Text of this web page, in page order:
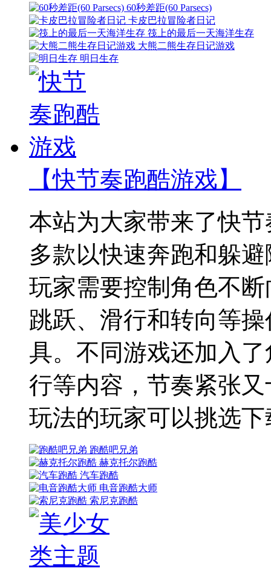
60秒差距(60 Parsecs)
卡皮巴拉冒险者日记
筏上的最后一天海洋生存
大熊二熊生存日记游戏
明日生存
【快节奏跑酷游戏】
本站为大家带来了快
多款以快速奔跑和躲
玩家需要控制角色不
跳跃、滑行和转向等
具。不同游戏还加入
行等内容，节奏紧张
玩法的玩家可以挑选
跑酷吧兄弟
赫克托尔跑酷
汽车跑酷
电音跑酷大师
索尼克跑酷